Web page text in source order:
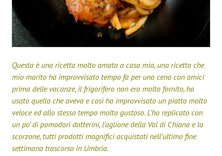
Questa è una ricetta molto amata a casa mia, una ricetta che
mio marito ha improvvisato tempo fa per una cena con amici
prima delle vacanze, il frigorifero non era molto fornito, ha
usato quello che aveva e così ha improvvisato un piatto molto
veloce ed allo stesso tempo molto gustoso. L’ho replicato con
un po’ di pomodori datterini, l’aglione della Val di Chiana e lo
scorzone, tutti prodotti magnifici acquistati nell’ultimo fine
settimana trascorso in Umbria.